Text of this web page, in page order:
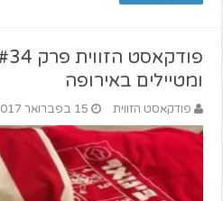
ומטיילים באירופה
פודקאסט הזווית 15 בפברואר 2017